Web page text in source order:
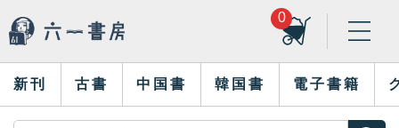
0
新刊 古書 中国書 韓国書 電子書籍